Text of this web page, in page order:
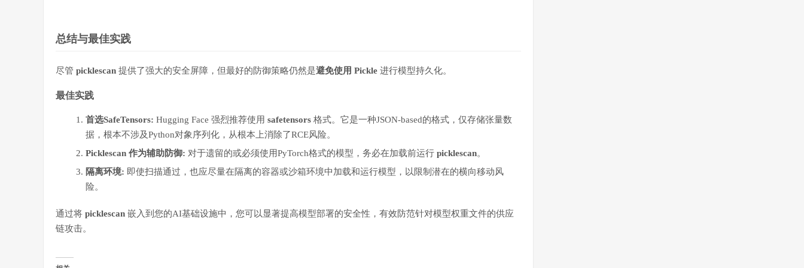
总结与最佳实践
尽管 picklescan 提供了强大的安全屏障，但最好的防御策略仍然是避免使用 Pickle 进行模型持久化。
最佳实践
首选SafeTensors: Hugging Face 强烈推荐使用 safetensors 格式。它是一种JSON-based的格式，仅存储张量数
据，根本不涉及Python对象序列化，从根本上消除了RCE风险。
Picklescan 作为辅助防御: 对于遗留的或必须使用PyTorch格式的模型，务必在加载前运行 picklescan。
隔离环境: 即使扫描通过，也应尽量在隔离的容器或沙箱环境中加载和运行模型，以限制潜在的横向移动风
险。
通过将 picklescan 嵌入到您的AI基础设施中，您可以显著提高模型部署的安全性，有效防范针对模型权重文件的供应
链攻击。